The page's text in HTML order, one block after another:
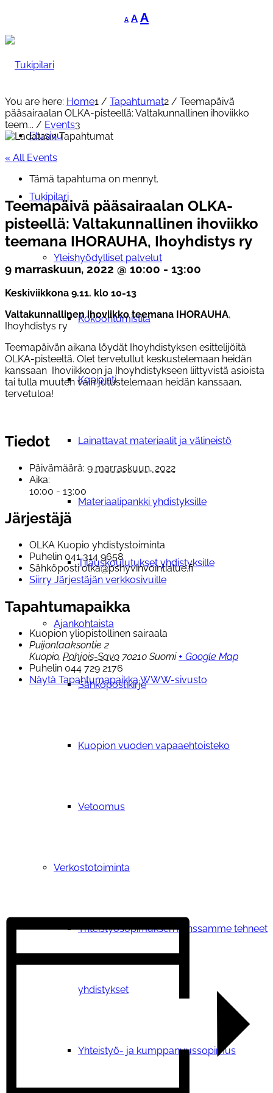
A
Decrease
font
A Reset
font
AIncrease
Etusivu
Tukipilari
Yleishyödylliset palvelut
Kokoontumistila
Kopiointi
Lainattavat materiaalit ja välineistö
Materiaalipankki yhdistyksille
Tilauskoulutukset yhdistyksille
Ajankohtaista
Sähköpostikirje
Kuopion vuoden vapaaehtoisteko
Vetoomus
Verkostotoiminta
Yhteistyosopimuksen kanssamme tehneet
yhdistykset
Yhteistyö- ja kumppanuussopimus
You are here: Home1 / Tapahtumat2 / Teemapäivä
pääsairaalan OLKA-pisteellä: Valtakunnallinen ihoviikko
teem... / Events3
« All Events
Tämä tapahtuma on mennyt.
Teemapäivä pääsairaalan OLKA-
pisteellä: Valtakunnallinen ihoviikko
teemana IHORAUHA, Ihoyhdistys ry
9 marraskuun, 2022 @ 10:00 - 13:00
Keskiviikkona 9.11. klo 10-13
Valtakunnallinen ihoviikko teemana IHORAUHA,
Ihoyhdistys ry
Teemapäivän aikana löydät Ihoyhdistyksen esittelijöitä
OLKA-pisteeltä. Olet tervetullut keskustelemaan heidän
kanssaan Ihoviikkoon ja Ihoyhdistykseen liittyvistä asioista
tai tulla muuten vain jutustelemaan heidän kanssaan,
tervetuloa!
Tiedot
Päivämäärä: 9 marraskuun, 2022
Aika:
10:00 - 13:00
Järjestäjä
OLKA Kuopio yhdistystoiminta
Puhelin 041 314 9658
Sähköpostiolka@pshyvinvointialue.fi
Siirry Järjestäjän verkkosivuille
Tapahtumapaikka
Kuopion yliopistollinen sairaala
Puijonlaaksontie 2
Kuopio, Pohjois-Savo 70210 Suomi + Google Map
Puhelin 044 729 2176
Näytä Tapahtumapaikka WWW-sivusto